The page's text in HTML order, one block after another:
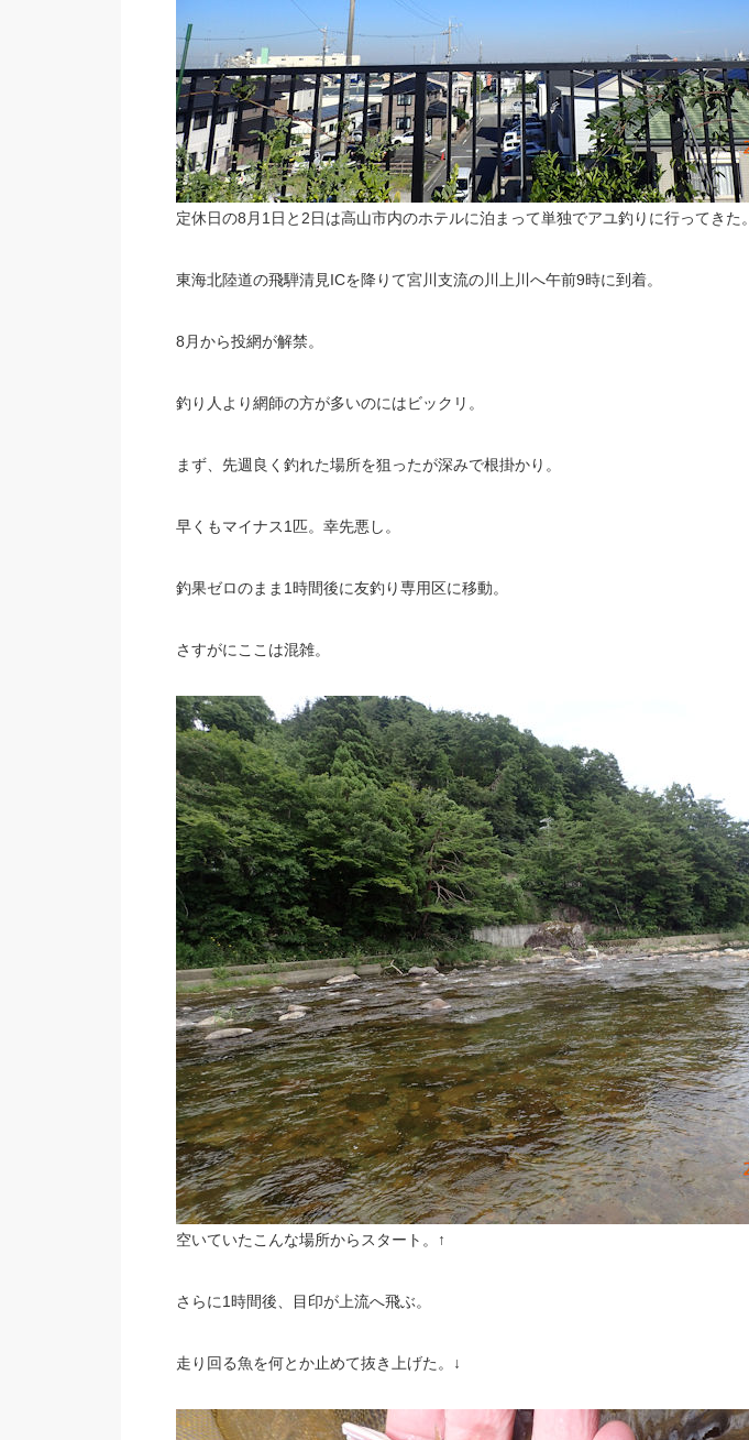
定休日の8月1日と2日は高山市内のホテルに泊まって単独でアユ釣りに行ってきた。
東海北陸道の飛騨清見ICを降りて宮川支流の川上川へ午前9時に到着。
8月から投網が解禁。
釣り人より網師の方が多いのにはビックリ。
まず、先週良く釣れた場所を狙ったが深みで根掛かり。
早くもマイナス1匹。幸先悪し。
釣果ゼロのまま1時間後に友釣り専用区に移動。
さすがにここは混雑。
空いていたこんな場所からスタート。↑
さらに1時間後、目印が上流へ飛ぶ。
走り回る魚を何とか止めて抜き上げた。↓